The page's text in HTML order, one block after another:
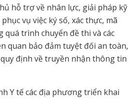
hỗ trợ về nhân lực, giải pháp kỹ
vụ việc ký số, xác thực, mã
quá trình chuyển đề thi và các
quan bảo đảm tuyệt đối an toàn,
định về truyền nhận thông tin
Y tế các địa phương triển khai